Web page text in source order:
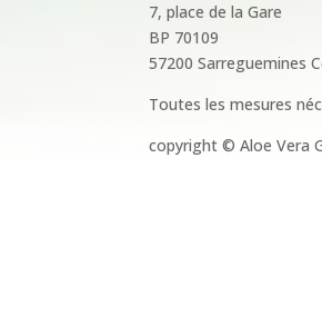
7, place de la Gare
BP 70109
57200 Sarreguemines
Toutes les mesures
copyright © Aloe Vera